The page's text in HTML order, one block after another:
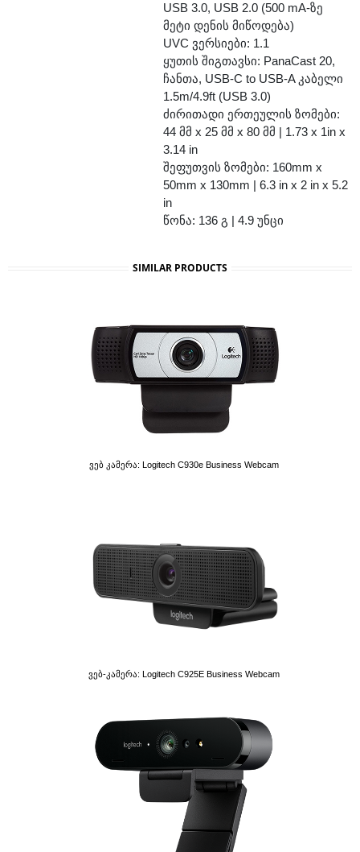
USB 3.0, USB 2.0 (500 mA-ზე
მეტი დენის მიწოდება)
UVC ვერსიები: 1.1
ყუთის შიგთავსი: PanaCast 20,
ჩანთა, USB-C to USB-A კაბელი
1.5m/4.9ft (USB 3.0)
ძირითადი ერთეულის ზომები:
44 მმ x 25 მმ x 80 მმ | 1.73 x 1in x
3.14 in
შეფუთვის ზომები: 160mm x
50mm x 130mm | 6.3 in x 2 in x 5.2
in
წონა: 136 გ | 4.9 უნცი
SIMILAR PRODUCTS
Ვებ Კამერა: Logitech C930e Business Webcam
Ვებ-Კამერა: Logitech C925E Business Webcam